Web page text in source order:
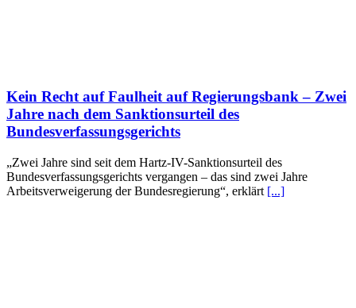
Kein Recht auf Faulheit auf Regierungsbank – Zwei
Jahre nach dem Sanktionsurteil des
Bundesverfassungsgerichts
„Zwei Jahre sind seit dem Hartz-IV-Sanktionsurteil des
Bundesverfassungsgerichts vergangen – das sind zwei Jahre
Arbeitsverweigerung der Bundesregierung“, erklärt [...]